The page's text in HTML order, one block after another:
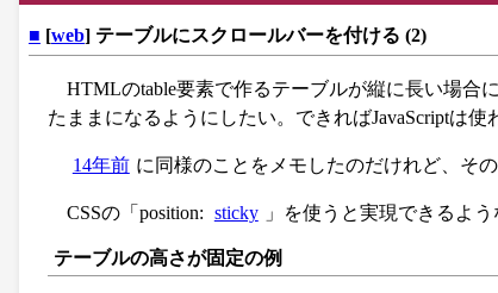
■ [web] テーブルにスクロールバーを付ける (2)
HTMLのtable要素で作るテーブルが縦に長い場合
たままになるようにしたい。できればJavaScriptは使
14年前 に同様のことをメモしたのだけれど、そ
CSSの「position: sticky 」を使うと実現できるよう
テーブルの高さが固定の例